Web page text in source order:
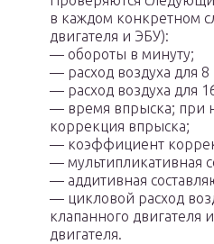
в каждом конкретном
двигателя и ЭБУ):
— обороты в минуту;
— расход воздуха для 8
— расход воздуха для
— время впрыска; при
коррекция впрыска;
— коэффициент
— мультипликативная
— аддитивная
— цикловой расход
клапанного двигателя
двигателя.